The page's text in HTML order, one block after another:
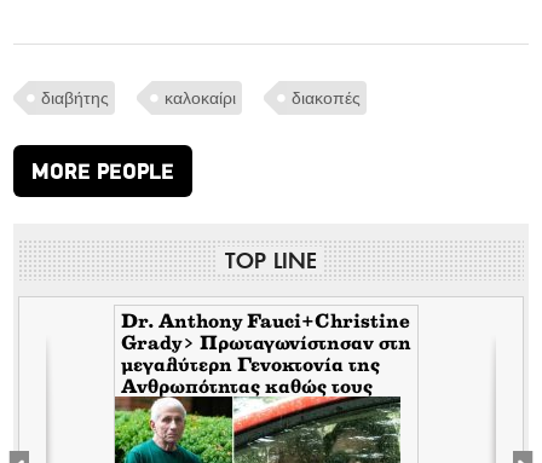
διαβήτης καλοκαίρι διακοπές
MORE PEOPLE
TOP LINE
Dr. Anthony Fauci+Christine
Grady> Πρωταγωνίστησαν στη
μεγαλύτερη Γενοκτονία της
Ανθρωπότητας καθώς τους
κάλυπταν οι μηντιακές
ερπύστριες του deep state.
Τώρα η σύζυγος υψώνει το